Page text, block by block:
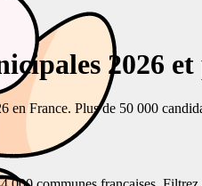
2026
France. Plus de 50 000